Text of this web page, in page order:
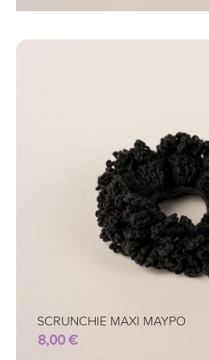
SCRUNCHIE MAXI ΜΑΥΡΟ
8,00€